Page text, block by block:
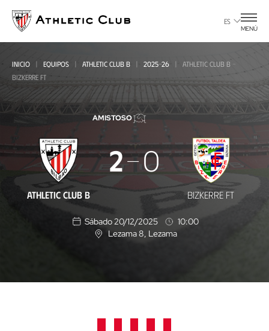
contenido
principal
ES
MENÚ
INICIO EQUIPOS ATHLETIC CLUB B 2025-26
ATHLETIC CLUB B -
BIZKERRE FT
AMISTOSO
Athletic
Club
B
ATHLETIC CLUB B
2 0
BIZKERRE FT
Sábado 20/12/2025
10:00
U
n
Lezama 8 , Lezama